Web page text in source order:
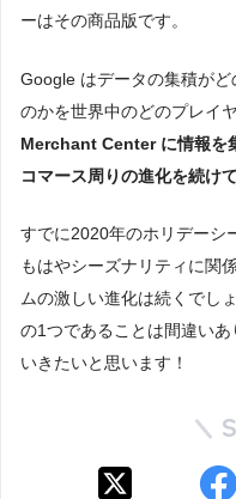
ーはその商品版です。
Google はデータの集積がど
のかを世界中のどのプレイ
Merchant Center に情報を
コマース周りの進化を続け
すでに2020年のホリデーシ
もはやシーズナリティに関
ムの激しい進化は続くでし
の1つであることは間違い
いきたいと思います！